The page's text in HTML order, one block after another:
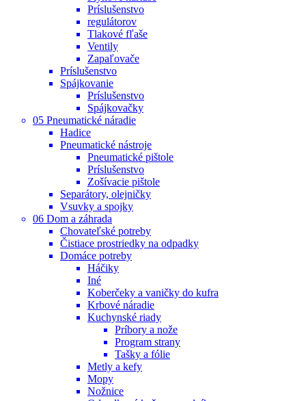
Príslušenstvo
regulátorov
Tlakové fľaše
Ventily
Zapaľovače
Príslušenstvo
Spájkovanie
Príslušenstvo
Spájkovačky
05 Pneumatické náradie
Hadice
Pneumatické nástroje
Pneumatické pištole
Príslušenstvo
Zošívacie pištole
Separátory, olejničky
Vsuvky a spojky
06 Dom a záhrada
Chovateľské potreby
Čistiace prostriedky na odpadky
Domáce potreby
Háčiky
Iné
Koberčeky a vaničky do kufra
Krbové náradie
Kuchynské riady
Príbory a nože
Program strany
Tašky a fólie
Metly a kefy
Mopy
Nožnice